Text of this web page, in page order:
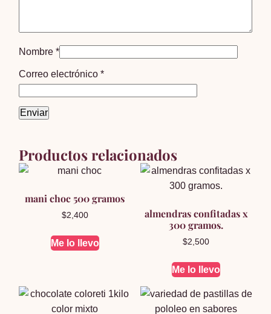
Nombre*
Correo electrónico*
Productos relacionados
mani choc 500 gramos
$2,400
Me lo llevo
almendras confitadas x
300 gramos.
$2,500
Me lo llevo